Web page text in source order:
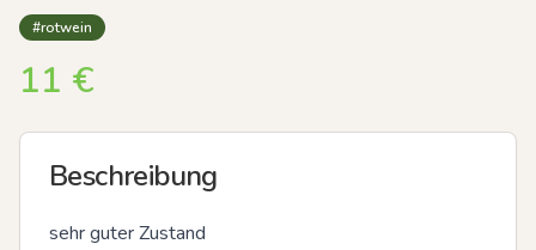
#rotwein
11 €
Beschreibung
sehr guter Zustand